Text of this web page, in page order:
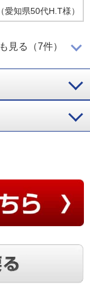
（愛知県50代H.T様）
しいカニ！
も美味しくいた
H.E様）
ました。
（香川県70代 I.Y様
見る（7件）